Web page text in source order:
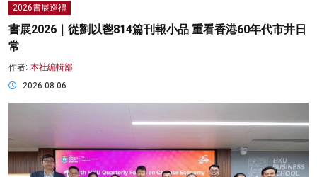
2026書展巡禮
書展2026｜從劉以鬯814篇刊報小品 重看香港60年代市井日
常
作者: 本社編輯部
2026-08-06